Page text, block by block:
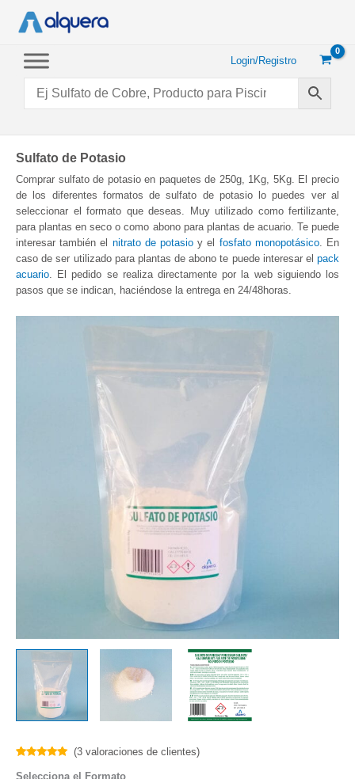
Login/Registro
Sulfato de Potasio
Comprar sulfato de potasio en paquetes de 250g, 1Kg, 5Kg. El precio
de los diferentes formatos de sulfato de potasio lo puedes ver al
seleccionar el formato que deseas. Muy utilizado como fertilizante,
para plantas en seco o como abono para plantas de acuario. Te puede
interesar también el nitrato de potasio y el fosfato monopotásico. En
caso de ser utilizado para plantas de abono te puede interesar el pack
acuario. El pedido se realiza directamente por la web siguiendo los
pasos que se indican, haciéndose la entrega en 24/48horas.
5.00sobre
(3valoraciones de clientes)
Selecciona el Formato